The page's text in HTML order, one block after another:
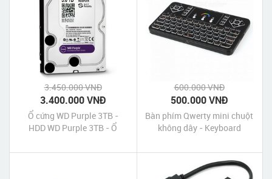
3.450.000 VNĐ
3.400.000 VNĐ
Ổ cứng WD Purple 3TB -
HDD WD Purple 3TB - Ổ
600.000 VNĐ
500.000 VNĐ
Bàn phím Qwerty mini chuột
không dây - Keyboard